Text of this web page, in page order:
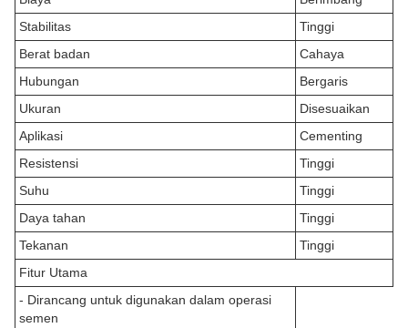
Stabilitas
Tinggi
Berat badan
Cahaya
Hubungan
Bergaris
Ukuran
Disesuaikan
Aplikasi
Cementing
Resistensi
Tinggi
Suhu
Tinggi
Daya tahan
Tinggi
Tekanan
Tinggi
Fitur Utama
- Dirancang untuk digunakan dalam operasi
semen